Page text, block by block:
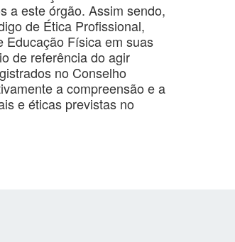
a este órgão. Assim sendo,
de Ética Profissional,
Educação Física em suas
de referência do agir
no Conselho
a compreensão e a
e éticas previstas no